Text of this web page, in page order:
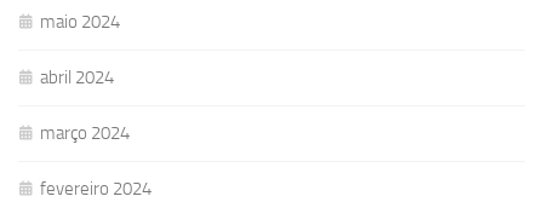
maio 2024
abril 2024
março 2024
fevereiro 2024